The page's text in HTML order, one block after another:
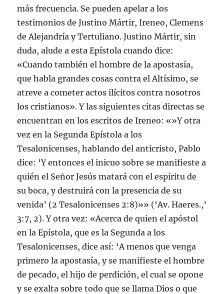
más frecuencia. Se pueden apelar a los
testimonios de Justino Mártir, Ireneo, Clemens
de Alejandría y Tertuliano. Justino Mártir, sin
duda, alude a esta Epístola cuando dice:
«Cuando también el hombre de la apostasía,
que habla grandes cosas contra el Altísimo, se
atreve a cometer actos ilícitos contra nosotros
los cristianos». Y las siguientes citas directas se
encuentran en los escritos de Ireneo: «»Y otra
vez en la Segunda Epístola a los
Tesalonicenses, hablando del anticristo, Pablo
dice: ‘Y entonces el inicuo sobre se manifieste a
quién el Señor Jesús matará con el espíritu de
su boca, y destruirá con la presencia de su
venida’ (2 Tesalonicenses 2:8)»» (‘Av. Haeres.,’
3:7, 2). Y otra vez: «Acerca de quien el apóstol
en la Epístola, que es la Segunda a los
Tesalonicenses, dice así: ‘A menos que venga
primero la apostasía, y se manifieste el hombre
de pecado, el hijo de perdición, el cual se opone
y se exalta sobre todo que se llama Dios o que